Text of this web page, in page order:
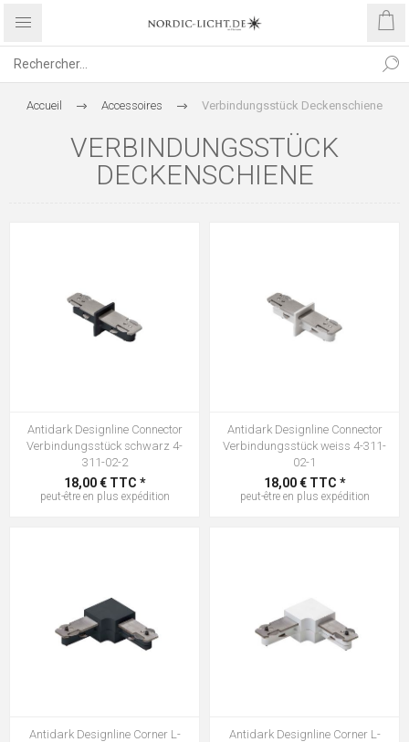
Accueil Accessoires Verbindungsstück Deckenschiene
VERBINDUNGSSTÜCK
DECKENSCHIENE
Antidark Designline Connector
Verbindungsstück schwarz 4-
311-02-2
18,00 € TTC *
peut-être en plus expédition
Antidark Designline Connector
Verbindungsstück weiss 4-311-
02-1
18,00 € TTC *
peut-être en plus expédition
Antidark Designline Corner L-
Antidark Designline Corner L-